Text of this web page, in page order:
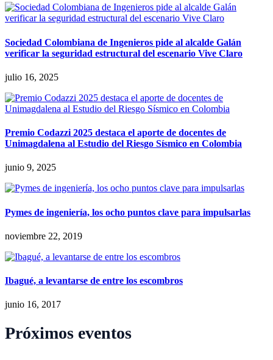
Sociedad Colombiana de Ingenieros pide al alcalde Galán
verificar la seguridad estructural del escenario Vive Claro
julio 16, 2025
Premio Codazzi 2025 destaca el aporte de docentes de
Unimagdalena al Estudio del Riesgo Sísmico en Colombia
junio 9, 2025
Pymes de ingeniería, los ocho puntos clave para impulsarlas
noviembre 22, 2019
Ibagué, a levantarse de entre los escombros
junio 16, 2017
Próximos eventos